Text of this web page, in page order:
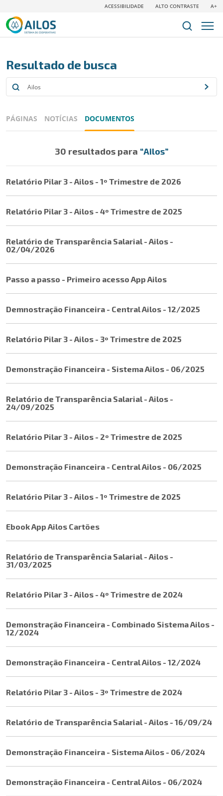
ACESSIBILIDADE ALTO CONTRASTE A+
Resultado de busca
PÁGINAS NOTÍCIAS DOCUMENTOS
30 resultados para “Ailos”
Relatório Pilar 3 - Ailos - 1º Trimestre de 2026
Relatório Pilar 3 - Ailos - 4º Trimestre de 2025
Relatório de Transparência Salarial - Ailos -
02/04/2026
Passo a passo - Primeiro acesso App Ailos
Demnostração Financeira - Central Ailos - 12/2025
Relatório Pilar 3 - Ailos - 3º Trimestre de 2025
Demonstração Financeira - Sistema Ailos - 06/2025
Relatório de Transparência Salarial - Ailos -
24/09/2025
Relatório Pilar 3 - Ailos - 2º Trimestre de 2025
Demonstração Financeira - Central Ailos - 06/2025
Relatório Pilar 3 - Ailos - 1º Trimestre de 2025
Ebook App Ailos Cartões
Relatório de Transparência Salarial - Ailos -
31/03/2025
Relatório Pilar 3 - Ailos - 4º Trimestre de 2024
Demonstração Financeira - Combinado Sistema Ailos -
12/2024
Demonstração Financeira - Central Ailos - 12/2024
Relatório Pilar 3 - Ailos - 3º Trimestre de 2024
Relatório de Transparência Salarial - Ailos - 16/09/24
Demonstração Financeira - Sistema Ailos - 06/2024
Demonstração Financeira - Central Ailos - 06/2024